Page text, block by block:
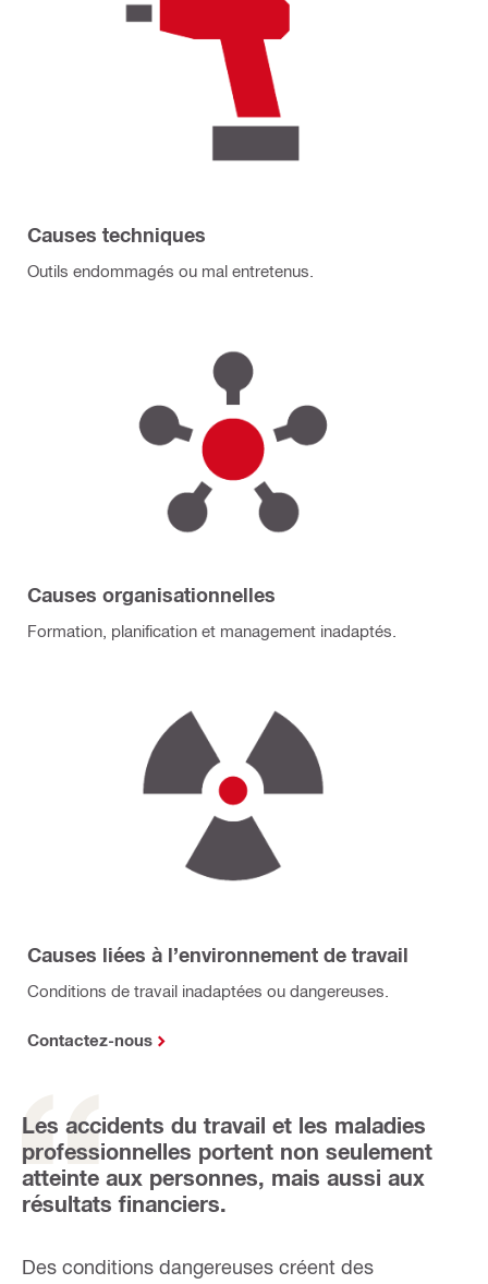
Causes techniques
Outils endommagés ou mal entretenus.
Causes organisationnelles
Formation, planification et management inadaptés.
Causes liées à l’environnement de travail
Conditions de travail inadaptées ou dangereuses.
Contactez-nous
Les accidents du travail et les maladies
professionnelles portent non seulement
atteinte aux personnes, mais aussi aux
résultats financiers.
Des conditions dangereuses créent des